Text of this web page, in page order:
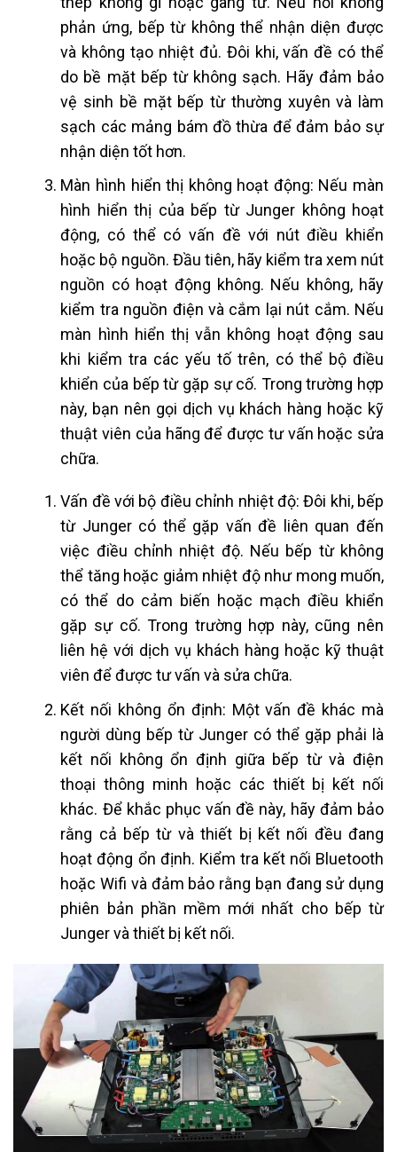
phản ứng, bếp từ không thể nhận diện được
và không tạo nhiệt đủ. Đôi khi, vấn đề có thể
do bề mặt bếp từ không sạch. Hãy đảm bảo
vệ sinh bề mặt bếp từ thường xuyên và làm
sạch các mảng bám đồ thừa để đảm bảo sự
nhận diện tốt hơn.
Màn hình hiển thị không hoạt động: Nếu màn
hình hiển thị của bếp từ Junger không hoạt
động, có thể có vấn đề với nút điều khiển
hoặc bộ nguồn. Đầu tiên, hãy kiểm tra xem nút
nguồn có hoạt động không. Nếu không, hãy
kiểm tra nguồn điện và cắm lại nút cắm. Nếu
màn hình hiển thị vẫn không hoạt động sau
khi kiểm tra các yếu tố trên, có thể bộ điều
khiển của bếp từ gặp sự cố. Trong trường hợp
này, bạn nên gọi dịch vụ khách hàng hoặc kỹ
thuật viên của hãng để được tư vấn hoặc sửa
chữa.
Vấn đề với bộ điều chỉnh nhiệt độ: Đôi khi, bếp
từ Junger có thể gặp vấn đề liên quan đến
việc điều chỉnh nhiệt độ. Nếu bếp từ không
thể tăng hoặc giảm nhiệt độ như mong muốn,
có thể do cảm biến hoặc mạch điều khiển
gặp sự cố. Trong trường hợp này, cũng nên
liên hệ với dịch vụ khách hàng hoặc kỹ thuật
viên để được tư vấn và sửa chữa.
Kết nối không ổn định: Một vấn đề khác mà
người dùng bếp từ Junger có thể gặp phải là
kết nối không ổn định giữa bếp từ và điện
thoại thông minh hoặc các thiết bị kết nối
khác. Để khắc phục vấn đề này, hãy đảm bảo
rằng cả bếp từ và thiết bị kết nối đều đang
hoạt động ổn định. Kiểm tra kết nối Bluetooth
hoặc Wifi và đảm bảo rằng bạn đang sử dụng
phiên bản phần mềm mới nhất cho bếp từ
Junger và thiết bị kết nối.